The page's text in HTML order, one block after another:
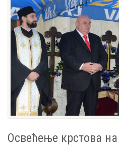
Освећење крстова